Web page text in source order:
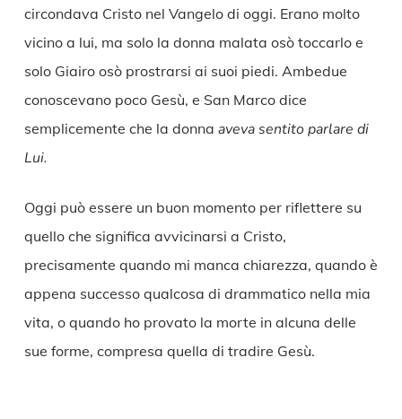
circondava Cristo nel Vangelo di oggi. Erano molto
vicino a lui, ma solo la donna malata osò toccarlo e
solo Giairo osò prostrarsi ai suoi piedi. Ambedue
conoscevano poco Gesù, e San Marco dice
semplicemente che la donna aveva sentito parlare di
Lui.
Oggi può essere un buon momento per riflettere su
quello che significa avvicinarsi a Cristo,
precisamente quando mi manca chiarezza, quando è
appena successo qualcosa di drammatico nella mia
vita, o quando ho provato la morte in alcuna delle
sue forme, compresa quella di tradire Gesù.